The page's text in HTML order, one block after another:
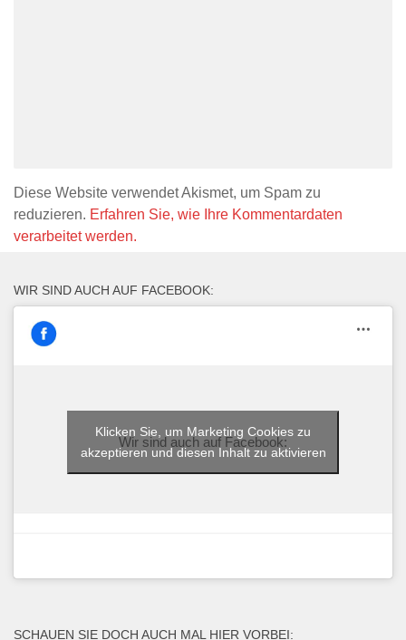
Diese Website verwendet Akismet, um Spam zu
reduzieren. Erfahren Sie, wie Ihre Kommentardaten
verarbeitet werden.
WIR SIND AUCH AUF FACEBOOK:
Wir sind auch auf Facebook:
Klicken Sie, um Marketing Cookies zu
akzeptieren und diesen Inhalt zu aktivieren
SCHAUEN SIE DOCH AUCH MAL HIER VORBEI: